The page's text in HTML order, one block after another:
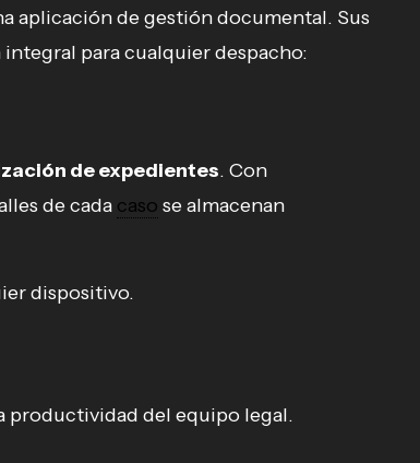
aplicación de gestión documental. Sus
para cualquier despacho:
de expedientes. Con
de cada caso se almacenan
dispositivo.
productividad del equipo legal.